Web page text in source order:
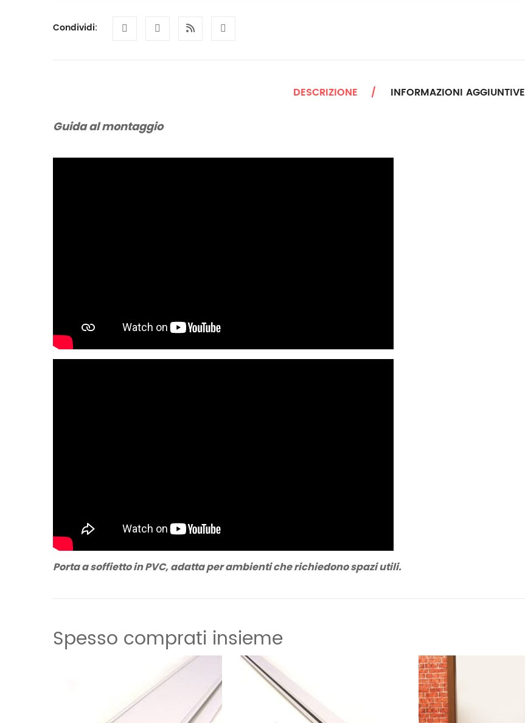
Condividi:
DESCRIZIONE INFORMAZIONI AGGIUNTIVE
Guida al montaggio
Porta a soffietto in PVC, adatta per ambienti che richiedono spazi utili.
Spesso comprati insieme